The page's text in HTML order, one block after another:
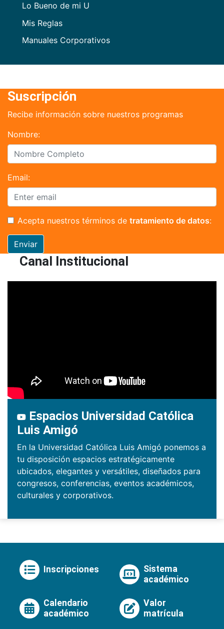
Lo Bueno de mi U
Mis Reglas
Manuales Corporativos
Suscripción
Recibe información sobre nuestros programas
Nombre:
Email:
Acepta nuestros términos de tratamiento de datos:
Enviar
Canal Institucional
Espacios Universidad Católica
Luis Amigó
En la Universidad Católica Luis Amigó ponemos a
tu disposición espacios estratégicamente
ubicados, elegantes y versátiles, diseñados para
congresos, conferencias, eventos académicos,
culturales y corporativos.
Inscripciones
Sistema
académico
Calendario
académico
Valor
matrícula